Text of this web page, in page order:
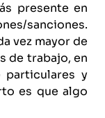
presente en
sanciones.
vez mayor de
de trabajo, en
y
es que algo